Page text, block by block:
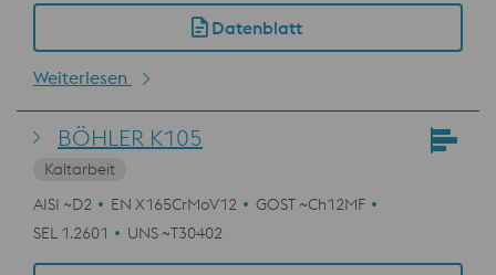
Datenblatt
Weiterlesen
BÖHLER K105
Kaltarbeit
AISI ~D2
EN X165CrMoV12
GOST ~Ch12MF
SEL 1.2601
UNS ~T30402